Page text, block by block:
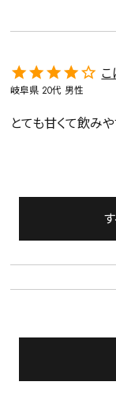
予算・価格
岐阜県 20代 男性
とても甘くて飲み